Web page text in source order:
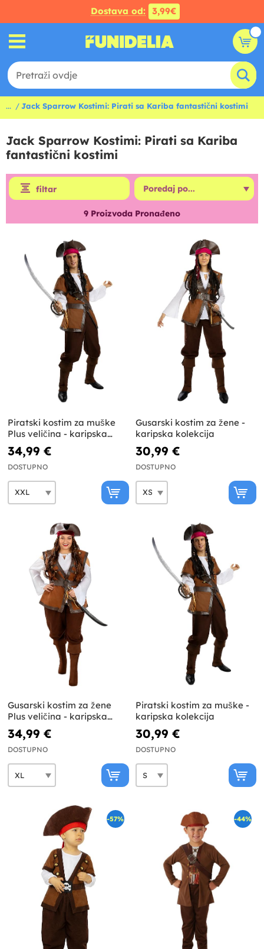
Dostava od: 3,99€
... Jack Sparrow Kostimi: Pirati sa Kariba fantastični kostimi
Jack Sparrow Kostimi: Pirati sa Kariba
fantastični kostimi
filtar
9 Proizvoda Pronađeno
Piratski kostim za muške
Plus veličina - karipska
kolekcija
34,99 €
DOSTUPNO
Gusarski kostim za žene -
karipska kolekcija
30,99 €
DOSTUPNO
Gusarski kostim za žene
Plus veličina - karipska
kolekcija
34,99 €
DOSTUPNO
Piratski kostim za muške -
karipska kolekcija
30,99 €
DOSTUPNO
-57% -44%